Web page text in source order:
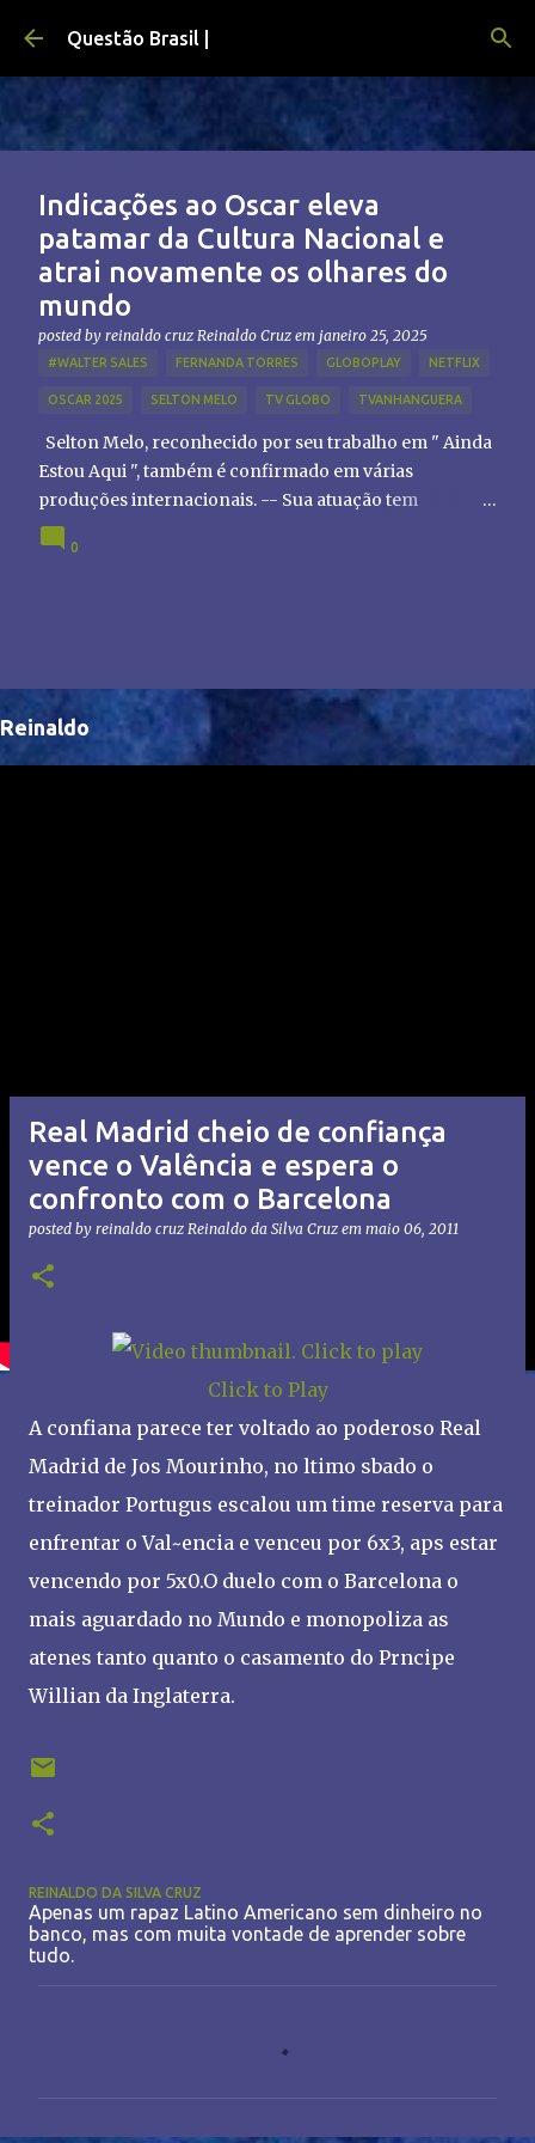
Pular para o conteúdo principal
Questão Brasil |
Indicações ao Oscar eleva
patamar da Cultura Nacional e
atrai novamente os olhares do
mundo
posted by reinaldo cruz Reinaldo Cruz em janeiro 25, 2025
#WALTER SALES FERNANDA TORRES GLOBOPLAY NETFLIX
OSCAR 2025 SELTON MELO TV GLOBO TVANHANGUERA
Selton Melo, reconhecido por seu trabalho em " Ainda
Estou Aqui ", também é confirmado em várias
produções internacionais. -- Sua atuação tem
chamado atenção de diretores e produtores fora do
Brasil, abrindo portas para novas oportunidades no
0
Reinaldo
Real Madrid cheio de confiança
vence o Valência e espera o
confronto com o Barcelona
posted by reinaldo cruz Reinaldo da Silva Cruz em maio 06, 2011
Click to Play
A confiana parece ter voltado ao poderoso Real
Madrid de Jos Mourinho, no ltimo sbado o
treinador Portugus escalou um time reserva para
enfrentar o Val~encia e venceu por 6x3, aps estar
vencendo por 5x0.O duelo com o Barcelona o
mais aguardado no Mundo e monopoliza as
atenes tanto quanto o casamento do Prncipe
Willian da Inglaterra.
REINALDO DA SILVA CRUZ
Apenas um rapaz Latino Americano sem dinheiro no
banco, mas com muita vontade de aprender sobre
tudo.